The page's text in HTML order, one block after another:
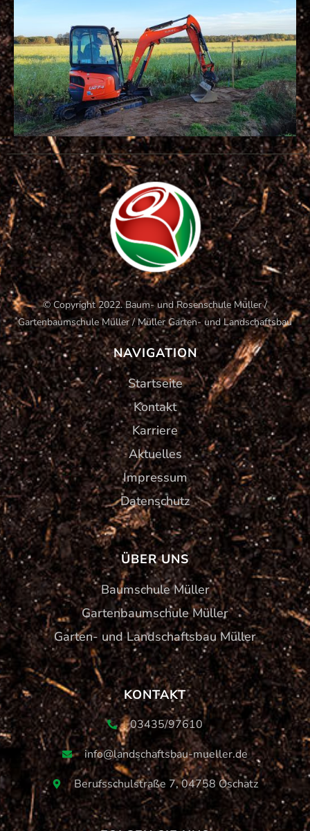
© Copyright 2022. Baum- und Rosenschule Müller /
Gartenbaumschule Müller / Müller Garten- und Landschaftsbau
NAVIGATION
Startseite
Kontakt
Karriere
Aktuelles
Impressum
Datenschutz
ÜBER UNS
Baumschule Müller
Gartenbaumschule Müller
Garten- und Landschaftsbau Müller
KONTAKT
03435/97610
info@landschaftsbau-mueller.de
Berufsschulstraße 7, 04758 Oschatz